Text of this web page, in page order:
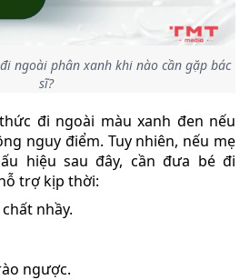
ngoài phân xanh khi nào cần gặp bác
sĩ?
đi ngoài màu xanh đen nếu
nguy điểm. Tuy nhiên, nếu mẹ
hiệu sau đây, cần đưa bé đi
trợ kịp thời:
nhầy.
ngược.